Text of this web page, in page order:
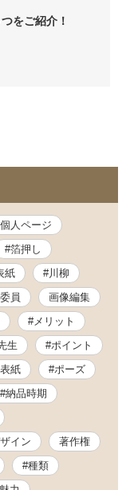
をご紹介！
人ページ
#箔押し
紙
#川柳
員
画像編集
#メリット
生
#ポイント
紙
#ポーズ
#納品時期
イン
著作権
#種類